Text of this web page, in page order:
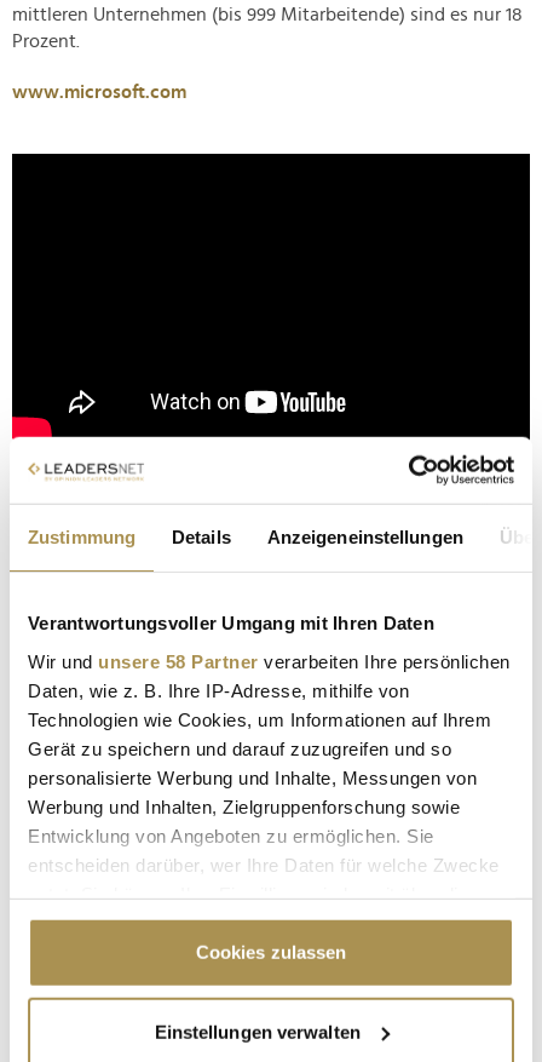
Zustimmung Details Anzeigeneinstellungen
Verantwortungsvoller Umgang mit Ihren Daten
Wir und unsere 58 Partner verarbeiten Ihre persönlichen
Daten, wie z. B. Ihre IP-Adresse, mithilfe von
Technologien wie Cookies, um Informationen auf Ihrem
Gerät zu speichern und darauf zuzugreifen und so
personalisierte Werbung und Inhalte, Messungen von
Werbung und Inhalten, Zielgruppenforschung sowie
Entwicklung von Angeboten zu ermöglichen. Sie
entscheiden darüber, wer Ihre Daten für welche Zwecke
Cookie-Erklärung oder durch Klicken auf das Privacy
Trigger Symbol ändern oder widerrufen
Informationen über Ihre geografische Lage
Cookies zulassen
Einstellungen verwalten
mittleren Unternehmen (bis 999 Mitarbeitende) sind es nur 18
Prozent.
www.microsoft.com
HANNOVER MESSE SIEMENS NIKOLAI RIZZO
INDESTRIAL METAVERSE
Kommentar veröffentlichen